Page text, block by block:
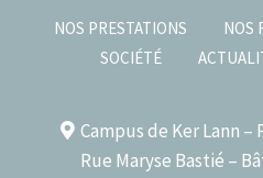
NOS PRESTATIONS NOS
SOCIÉTÉ
Campus de Ker Lann –
Rue Maryse Bastié –